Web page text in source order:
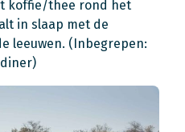
koffie/thee rond het
in slaap met de
leeuwen. (Inbegrepen: